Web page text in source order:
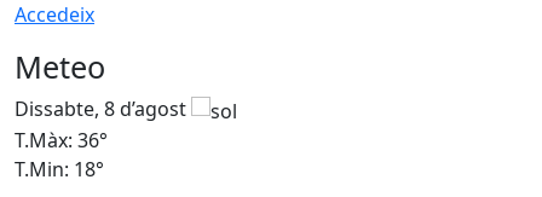
Accedeix
Meteo
Dissabte, 8 d’agost
T.Màx: 36°
T.Min: 18°